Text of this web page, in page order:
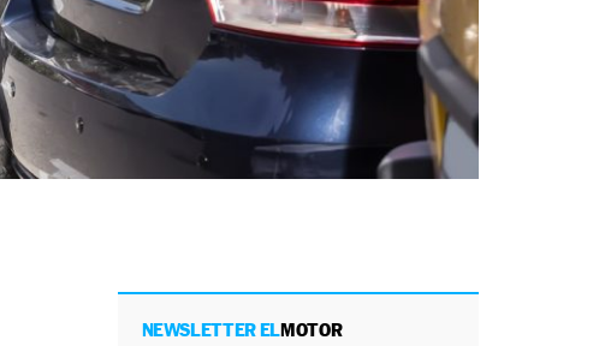
NEWSLETTER ELMOTOR